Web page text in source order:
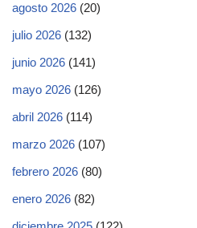
agosto 2026 (20)
julio 2026 (132)
junio 2026 (141)
mayo 2026 (126)
abril 2026 (114)
marzo 2026 (107)
febrero 2026 (80)
enero 2026 (82)